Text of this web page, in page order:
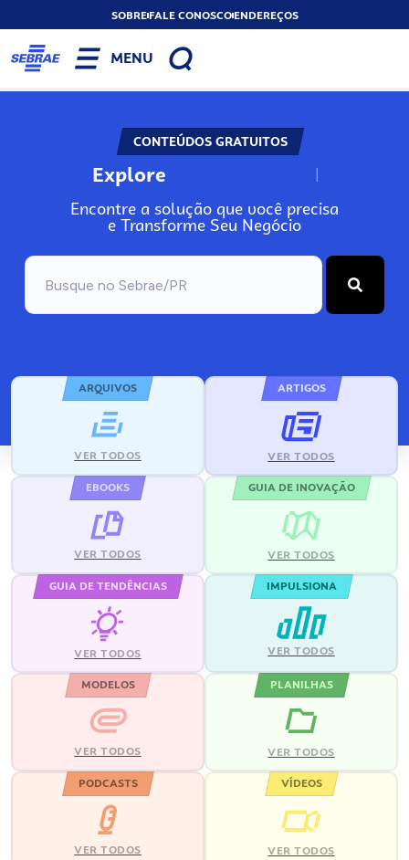
SOBREFALE CONOSCOENDEREÇOS
MENU
CONTEÚDOS GRATUITOS
Explore N
Encontre a solução que você precisa
e Transforme Seu Negócio
ARQUIVOS
VER TODOS
ARTIGOS
VER TODOS
EBOOKS
VER TODOS
GUIA DE INOVAÇÃO
VER TODOS
GUIA DE TENDÊNCIAS
VER TODOS
IMPULSIONA
VER TODOS
MODELOS
VER TODOS
PLANILHAS
VER TODOS
PODCASTS
VER TODOS
VÍDEOS
VER TODOS